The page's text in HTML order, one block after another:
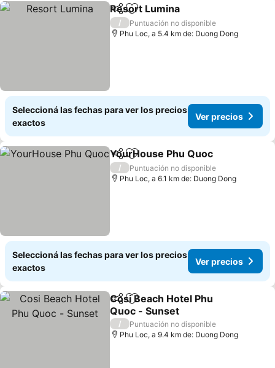
CompartirAñadir a favoritos
Resort Lumina
/
Puntuación no disponible
Phu Loc, a 5.4 km de: Duong Dong
Seleccioná las fechas para ver los precios
exactos
Ver precios
Compartir
Añadir a favoritos
YourHouse Phu Quoc
/
Puntuación no disponible
Phu Loc, a 6.1 km de: Duong Dong
Seleccioná las fechas para ver los precios
exactos
Ver precios
CompartirAñadir a favoritos
Cosi Beach Hotel Phu
Quoc - Sunset
/
Puntuación no disponible
Phu Loc, a 9.4 km de: Duong Dong